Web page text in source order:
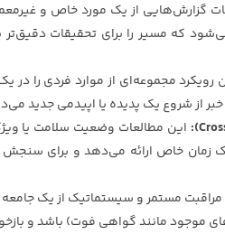
گزارش‌هایی از یک مورد خاص و
که مسیر را برای تحقیقات
رویکرد مجموعه‌ای از موارد فردی را
از شروع یک پدیده یا اپیدمی جدید
این مطالعات وضعیت سلامت یا
زمان خاص ارائه می‌دهد و برای
مراقبت مستمر و سیستماتیک از یک
موجود مانند گواهی فوت) باشد و